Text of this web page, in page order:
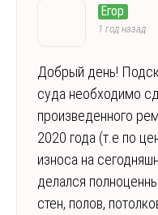
Егор
1 год назад
Добрый день!
суда необходимо
произведенного
2020 года (т.е по
износа на
делался
стен, полов,